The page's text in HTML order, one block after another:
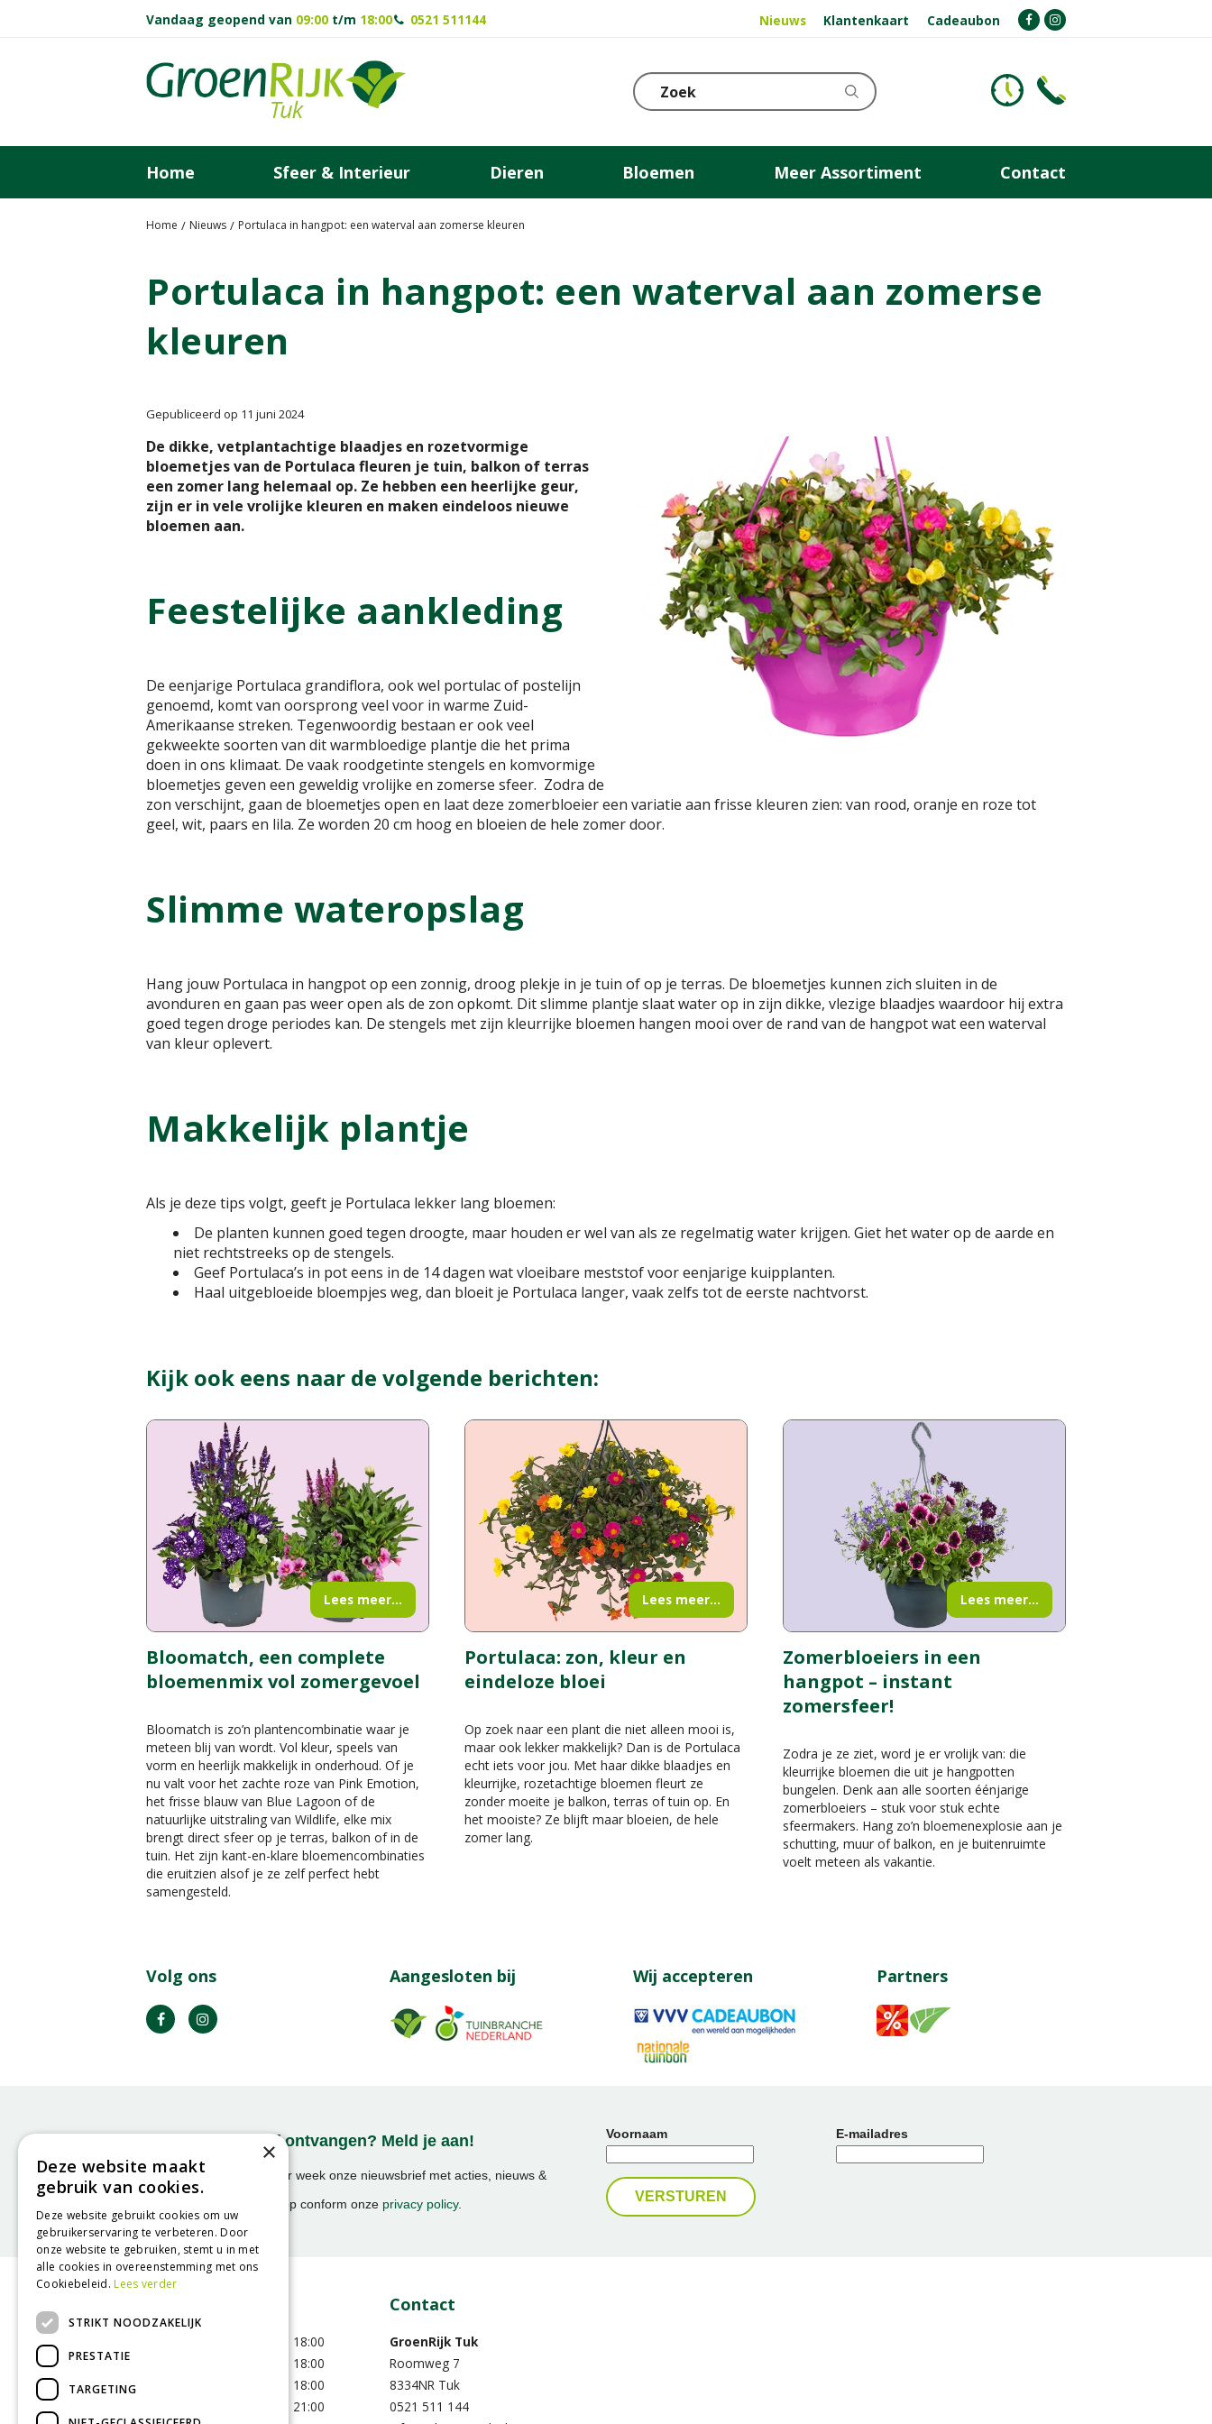
Home Nieuws Portulaca in hangpot: een waterval aan zomerse kleuren
Vandaag geopend van 09:00 t/m 18:00 0521 511144 Nieuws Klantenkaart Cadeaubon
Home Sfeer & Interieur Dieren Bloemen Meer Assortiment Contact
Portulaca in hangpot: een waterval aan zomerse
kleuren
Gepubliceerd op 11 juni 2024
De dikke, vetplantachtige blaadjes en rozetvormige
bloemetjes van de Portulaca fleuren je tuin, balkon of terras
een zomer lang helemaal op. Ze hebben een heerlijke geur,
zijn er in vele vrolijke kleuren en maken eindeloos nieuwe
bloemen aan.
Feestelijke aankleding
De eenjarige Portulaca grandiflora, ook wel portulac of postelijn
genoemd, komt van oorsprong veel voor in warme Zuid-
Amerikaanse streken. Tegenwoordig bestaan er ook veel
gekweekte soorten van dit warmbloedige plantje die het prima
doen in ons klimaat. De vaak roodgetinte stengels en komvormige
bloemetjes geven een geweldig vrolijke en zomerse sfeer. Zodra de
zon verschijnt, gaan de bloemetjes open en laat deze zomerbloeier een variatie aan frisse kleuren zien: van rood, oranje en roze tot
geel, wit, paars en lila. Ze worden 20 cm hoog en bloeien de hele zomer door.
Slimme wateropslag
Hang jouw Portulaca in hangpot op een zonnig, droog plekje in je tuin of op je terras. De bloemetjes kunnen zich sluiten in de
avonduren en gaan pas weer open als de zon opkomt. Dit slimme plantje slaat water op in zijn dikke, vlezige blaadjes waardoor hij extra
goed tegen droge periodes kan. De stengels met zijn kleurrijke bloemen hangen mooi over de rand van de hangpot wat een waterval
van kleur oplevert.
Makkelijk plantje
Als je deze tips volgt, geeft je Portulaca lekker lang bloemen:
De planten kunnen goed tegen droogte, maar houden er wel van als ze regelmatig water krijgen. Giet het water op de aarde en
niet rechtstreeks op de stengels.
Geef Portulaca’s in pot eens in de 14 dagen wat vloeibare meststof voor eenjarige kuipplanten.
Haal uitgebloeide bloempjes weg, dan bloeit je Portulaca langer, vaak zelfs tot de eerste nachtvorst.
Kijk ook eens naar de volgende berichten:
Bloomatch, een complete
bloemenmix vol zomergevoel
Bloomatch is zo’n plantencombinatie waar je
meteen blij van wordt. Vol kleur, speels van
vorm en heerlijk makkelijk in onderhoud. Of je
nu valt voor het zachte roze van Pink Emotion,
het frisse blauw van Blue Lagoon of de
natuurlijke uitstraling van Wildlife, elke mix
brengt direct sfeer op je terras, balkon of in de
tuin. Het zijn kant-en-klare bloemencombinaties
die eruitzien alsof je ze zelf perfect hebt
samengesteld.
Lees meer...
Portulaca: zon, kleur en
eindeloze bloei
Op zoek naar een plant die niet alleen mooi is,
maar ook lekker makkelijk? Dan is de Portulaca
echt iets voor jou. Met haar dikke blaadjes en
kleurrijke, rozetachtige bloemen fleurt ze
zonder moeite je balkon, terras of tuin op. En
het mooiste? Ze blijft maar bloeien, de hele
zomer lang.
Lees meer...
Zomerbloeiers in een
hangpot – instant
zomersfeer!
Zodra je ze ziet, word je er vrolijk van: die
kleurrijke bloemen die uit je hangpotten
bungelen. Denk aan alle soorten éénjarige
zomerbloeiers – stuk voor stuk echte
sfeermakers. Hang zo’n bloemenexplosie aan je
schutting, muur of balkon, en je buitenruimte
voelt meteen als vakantie.
Lees meer...
Volg ons Aangesloten bij Wij accepteren Partners
Onze nieuwsbrief ontvangen? Meld je aan!
Ontvang ongeveer 1x per week onze nieuwsbrief met acties, nieuws &
activiteiten!
We slaan uw gegevens op conform onze privacy policy.
Voornaam E-mailadres
09:00 - 18:00
09:00 - 18:00
09:00 - 18:00
09:00 - 21:00
Contact
GroenRijk Tuk
Roomweg 7
8334NR Tuk
0521 511 144
×
Deze website maakt
gebruik van cookies.
Deze website gebruikt cookies om uw
gebruikerservaring te verbeteren. Door
onze website te gebruiken, stemt u in met
alle cookies in overeenstemming met ons
Cookiebeleid.Lees verder
STRIKT NOODZAKELIJK
PRESTATIE
TARGETING